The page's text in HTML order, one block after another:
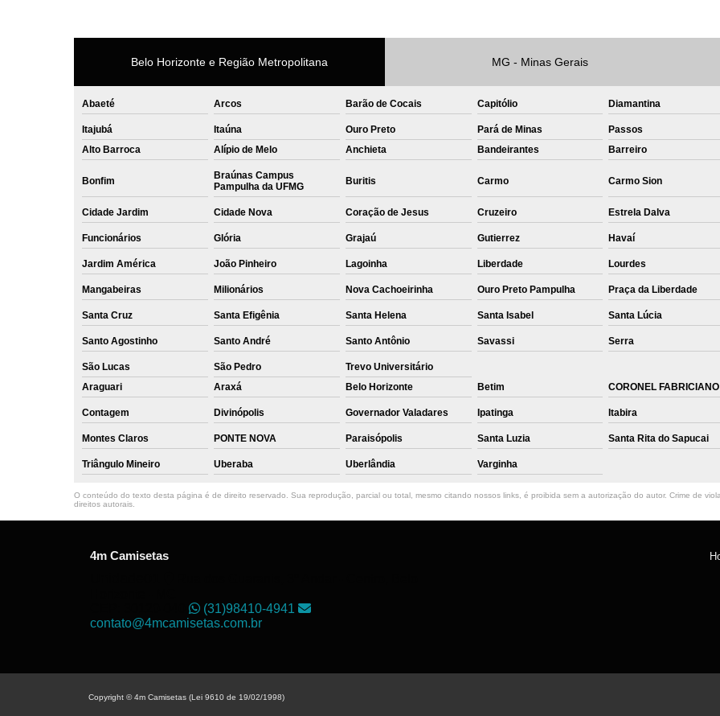
Private Label Biquínis
Private
Private Label Camisetas
Private Label de Camisetas
Private Label Têxtil
Sublimação
Sublimação de Camisetas
Sublimação de Estampa em
Sublimação em Camisetas de
Sublimação em Tecido
Sublimação para Camisetas
Belo Horizonte e Região Metropolitana MG - Minas Gerais
Abaeté Arcos Barão de Cocais Capitólio Diamantina
Itajubá Itaúna Ouro Preto Pará de Minas Passos
Alto Barroca
Alípio de Melo Anchieta Bandeirantes Barreiro
Bonfim
Braúnas Campus
Pampulha da UFMG
Buritis Carmo Carmo Sion
Cidade Jardim Cidade Nova Coração de Jesus Cruzeiro Estrela Dalva
Funcionários Glória Grajaú Gutierrez Havaí
Jardim América João Pinheiro Lagoinha Liberdade Lourdes
Mangabeiras Milionários Nova Cachoeirinha Ouro Preto Pampulha Praça da Liberdade
Santa Cruz Santa Efigênia Santa Helena Santa Isabel Santa Lúcia
Santo Agostinho Santo André Santo Antônio Savassi Serra
São Lucas São Pedro
Trevo Universitário
Araguari
Araxá Belo Horizonte Betim CORONEL FABRICIANO
Contagem Divinópolis Governador Valadares Ipatinga Itabira
Montes Claros PONTE NOVA Paraisópolis Santa Luzia Santa Rita do Sapucai
Triângulo Mineiro Uberaba Uberlândia Varginha
O conteúdo do texto desta página é de direito reservado. Sua reprodução, parcial ou total, mesmo citando nossos links, é proibida sem a autorização do autor. Crime de
direitos autorais
4m Camisetas
(31)98410-4941
contato@4mcamisetas.com.br
Copyright © 4m Camisetas (Lei 9610 de 19/02/1998)